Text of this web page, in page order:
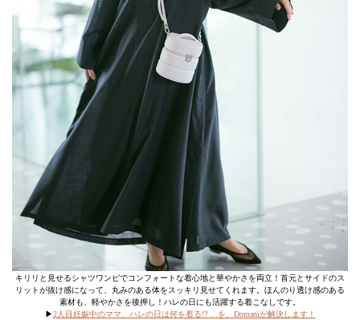
キリリと見せるシャツワンピでコンフォートな着心地と華やかさを両立！首元とサイドのス
リットが抜け感になって、丸みのある体をスッキリ見せてくれます。ほんのり透け感のある
素材も、軽やかさを後押し！ハレの日にも活躍する着こなしです。
▶︎2人目妊娠中のママ、ハレの日は何を着る!? …を、Domaniが解決します！